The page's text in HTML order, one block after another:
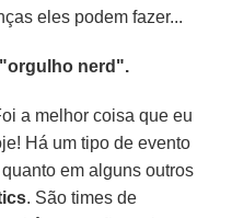
eles podem fazer...
nerd".
a melhor coisa que eu
Há um tipo de evento
em alguns outros
. São times de